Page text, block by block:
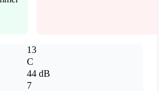
13
C
44 dB
7